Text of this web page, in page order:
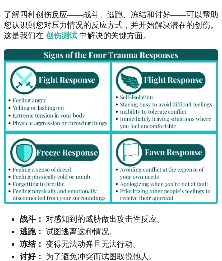
了解四种创伤反应——战斗、逃跑、冻结和讨好——可以帮助
您认识到您对压力情况的反应方式，并开始解决潜在的创伤。
这是我们在 创伤测试 中解决的关键方面。
战斗：
对感知到的威胁做出攻击性反应。
逃跑： 试图逃离这种情况。
冻结： 变得无法动弹且无法行动。
讨好：
为了避免冲突而试图取悦他人。